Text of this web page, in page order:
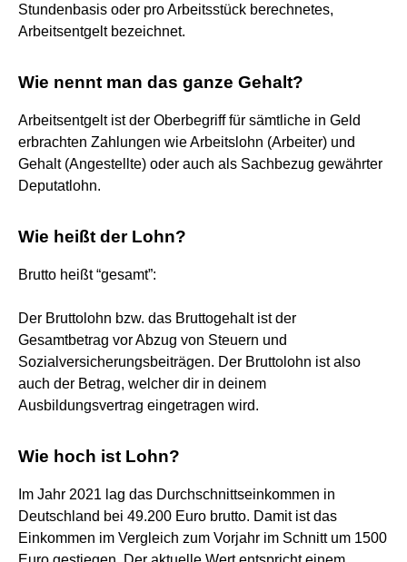
Stundenbasis oder pro Arbeitsstück berechnetes,
Arbeitsentgelt bezeichnet.
Wie nennt man das ganze Gehalt?
Arbeitsentgelt ist der Oberbegriff für sämtliche in Geld
erbrachten Zahlungen wie Arbeitslohn (Arbeiter) und
Gehalt (Angestellte) oder auch als Sachbezug gewährter
Deputatlohn.
Wie heißt der Lohn?
Brutto heißt “gesamt”:
Der Bruttolohn bzw. das Bruttogehalt ist der
Gesamtbetrag vor Abzug von Steuern und
Sozialversicherungsbeiträgen. Der Bruttolohn ist also
auch der Betrag, welcher dir in deinem
Ausbildungsvertrag eingetragen wird.
Wie hoch ist Lohn?
Im Jahr 2021 lag das Durchschnittseinkommen in
Deutschland bei 49.200 Euro brutto. Damit ist das
Einkommen im Vergleich zum Vorjahr im Schnitt um 1500